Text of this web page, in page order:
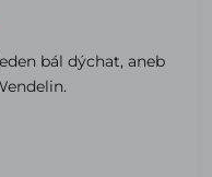
bál dýchat, aneb